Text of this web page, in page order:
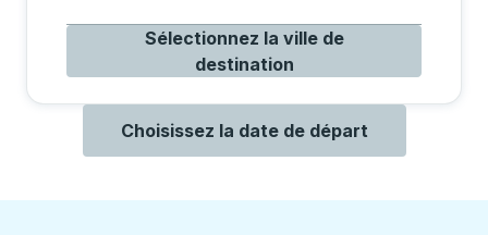
Sélectionnez la ville de
destination
Choisissez la date de départ